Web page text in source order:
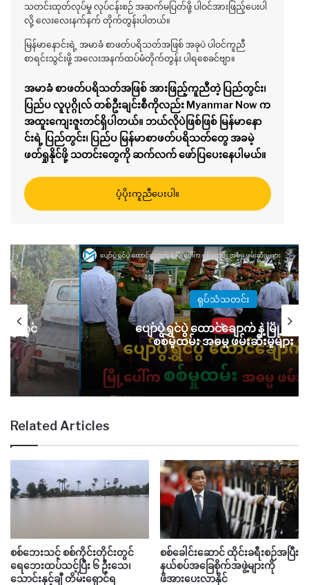
သတင်းထုတ်လုပ်မှု လုပ်ငန်းစဉ် အဆက်မပြတ်ဖို့ ပါဝင်အားဖြည့်ပေးပါ
လို့ လေးလေးနက်နက် တိုက်တွန်းပါတယ်။
မြန်မာနောင်းရဲ့ အမာခံ စာဖတ်ပရိသတ်အဖြစ် အခုပဲ ပါဝင်ကူညီ
စာရင်းသွင်းဖို့ အလေးအနက်ထပ်မံတိုက်တွန်း ပါရစေခင်ဗျာ။
အမာခံ စာဖတ်ပရိသတ်အဖြစ် အားဖြည့်ကူညီတဲ့ ပြည်တွင်း၊
ပြည်ပ လူပုဂ္ဂိုလ် တစ်ဦးချင်းစီကိုလည်း Myanmar Now က
အထူးကျေးဇူးတင်ရှိပါတယ်။ ဘယ်လိုပဲဖြစ်ဖြစ် မြန်မာနော
င်းရဲ့ ပြည်တွင်း၊ ပြည်ပ မြန်မာစာဖတ်ပရိသတ်တွေ အခမဲ့
ဖတ်ရှုနိုင်ဖို့ သတင်းတွေကို ဆက်လက် ဖော်ပြပေးနေပါမယ်။
ပံ့ပိုးကူညီပေးပါ။
က်ပွဲတွင်
ရုပ်သံသတင်း
ပျော်ပွဲရွှင်ပွဲ ထောင်ချောက် နဲ့ မြို့ပေါ်
စစ်မှုထမ်း အဓမ္မ ဖမ်းဆီးမှုများ
Related Articles
စစ်ဘေးသင့် စစ်ကိုင်းတိုင်းတွင်
ရေဘေးထပ်သင့်ပြီး ၆ ဦးသေ၊
သောင်းနှင့်ချီ တိမ်းရှောင်ရ
စစ်ခေါင်းဆောင် ထိုင်းခရီးစဉ်အပြီး
နယ်စပ်အခြေစိုက်အဖွဲ့များကို
ဖိအားပေးလာနိုင်